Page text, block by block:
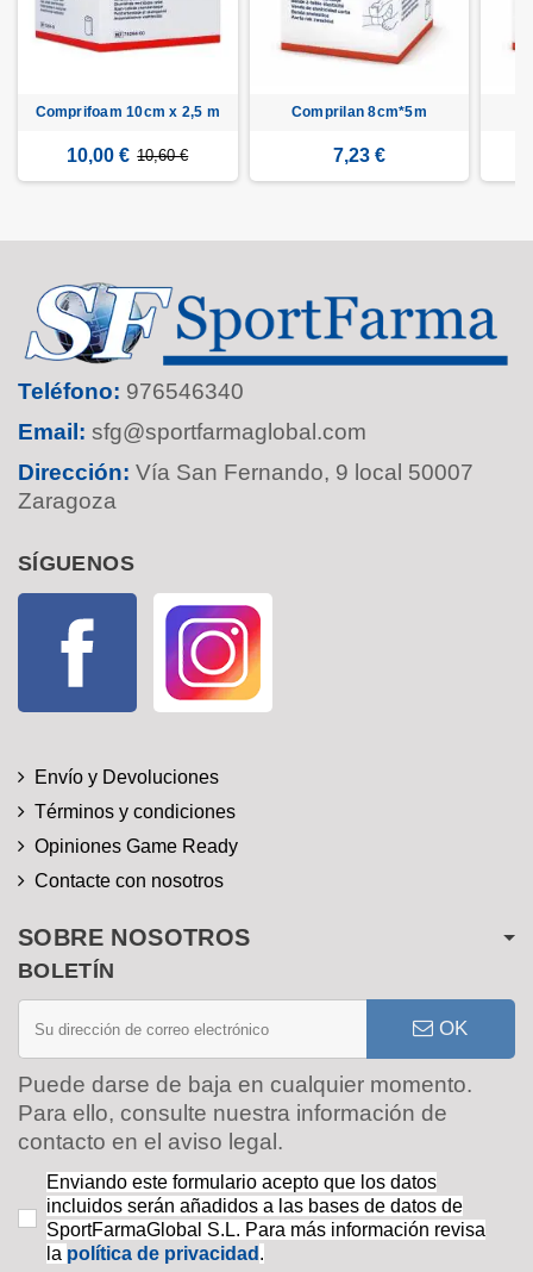
Comprifoam 10cm x 2,5 m
10,00 € 10,60 €
Comprilan 8cm*5m
7,23 €
Teléfono: 976546340
Email: sfg@sportfarmaglobal.com
Dirección: Vía San Fernando, 9 local 50007
Zaragoza
SÍGUENOS
Facebook
Envío y Devoluciones
Términos y condiciones
Opiniones Game Ready
Contacte con nosotros
SOBRE NOSOTROS
BOLETÍN
OK
Puede darse de baja en cualquier momento.
Para ello, consulte nuestra información de
contacto en el aviso legal.
Enviando este formulario acepto que los datos
incluidos serán añadidos a las bases de datos de
SportFarmaGlobal S.L. Para más información revisa
la política de privacidad .